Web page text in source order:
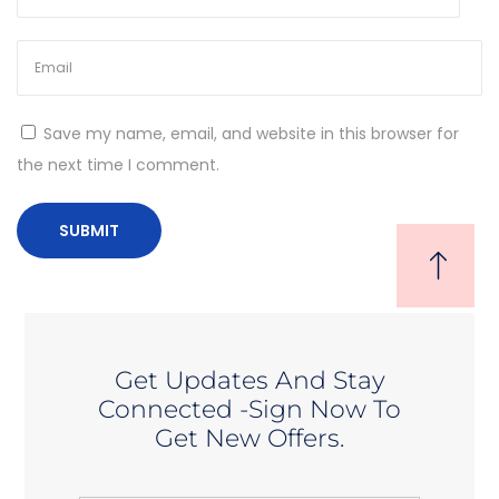
p
s
m
Save my name, email, and website in this browser for
the next time I comment.
Get Updates And Stay
Connected -Sign Now To
Get New Offers.